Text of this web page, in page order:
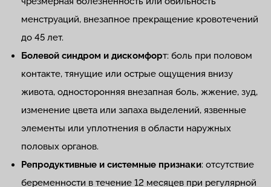
менструаций, внезапное прекращение кровотечений
до 45 лет.
Болевой синдром и дискомфорт: боль при половом
контакте, тянущие или острые ощущения внизу
живота, односторонняя внезапная боль, жжение, зуд,
изменение цвета или запаха выделений, язвенные
элементы или уплотнения в области наружных
половых органов.
Репродуктивные и системные признаки: отсутствие
беременности в течение 12 месяцев при регулярной